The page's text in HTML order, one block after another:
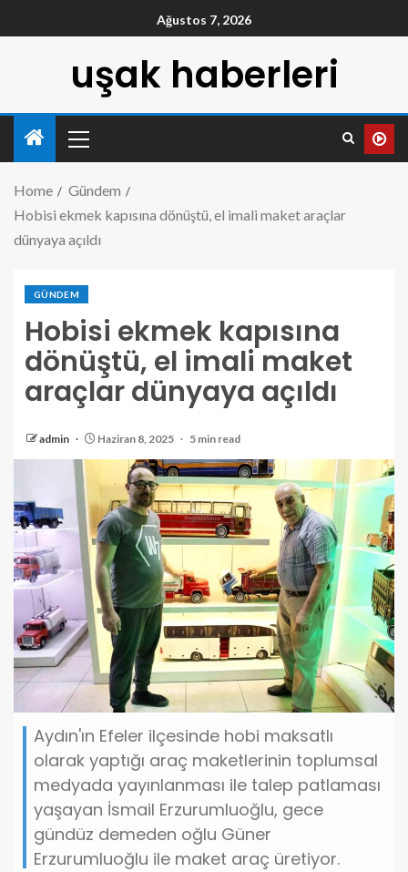
Ağustos 7, 2026
uşak haberleri
Home
Gündem
Hobisi ekmek kapısına dönüştü, el imali maket araçlar
dünyaya açıldı
GÜNDEM
Hobisi ekmek kapısına
dönüştü, el imali maket
araçlar dünyaya açıldı
admin Haziran 8, 2025 5 min read
Aydın'ın Efeler ilçesinde hobi maksatlı
olarak yaptığı araç maketlerinin toplumsal
medyada yayınlanması ile talep patlaması
yaşayan İsmail Erzurumluoğlu, gece
gündüz demeden oğlu Güner
Erzurumluoğlu ile maket araç üretiyor.